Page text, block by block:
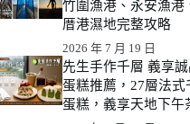
竹圍漁港、永安漁港
厝港濕地完整攻略
2026 年 7 月 19 日
先生手作千層 義享
蛋糕推薦，27層法式
蛋糕，義享天地下午